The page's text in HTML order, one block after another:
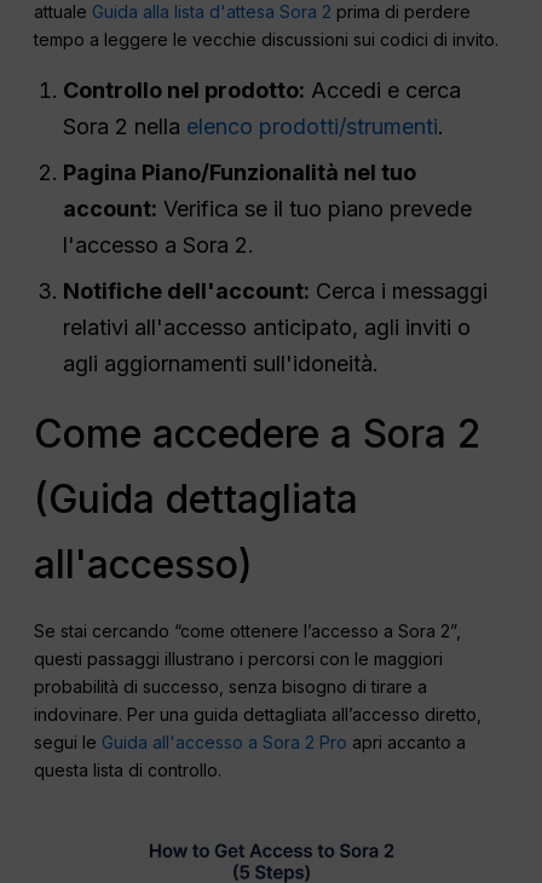
attuale Guida alla lista d'attesa Sora 2 prima di perdere
tempo a leggere le vecchie discussioni sui codici di invito.
Controllo nel prodotto: Accedi e cerca
Sora 2 nella elenco prodotti/strumenti.
Pagina Piano/Funzionalità nel tuo
account: Verifica se il tuo piano prevede
l'accesso a Sora 2.
Notifiche dell'account: Cerca i messaggi
relativi all'accesso anticipato, agli inviti o
agli aggiornamenti sull'idoneità.
Come accedere a Sora 2
(Guida dettagliata
all'accesso)
Se stai cercando “come ottenere l’accesso a Sora 2”,
questi passaggi illustrano i percorsi con le maggiori
probabilità di successo, senza bisogno di tirare a
indovinare. Per una guida dettagliata all’accesso diretto,
segui le Guida all'accesso a Sora 2 Pro apri accanto a
questa lista di controllo.